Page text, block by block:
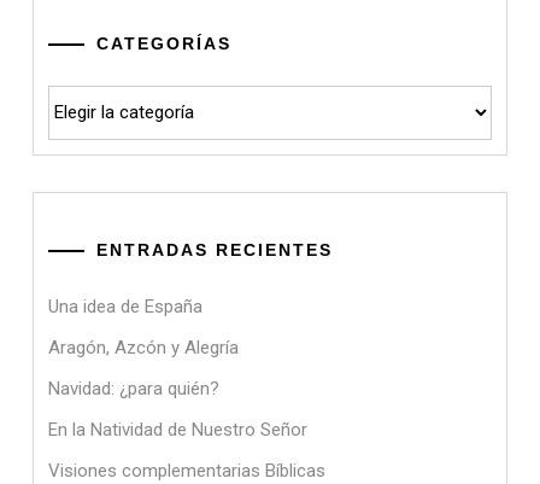
CATEGORÍAS
ENTRADAS RECIENTES
Una idea de España
Aragón, Azcón y Alegría
Navidad: ¿para quién?
En la Natividad de Nuestro Señor
Visiones complementarias Bíblicas